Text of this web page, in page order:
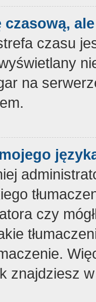
czasową,
czasu
na
czy
znajdziesz